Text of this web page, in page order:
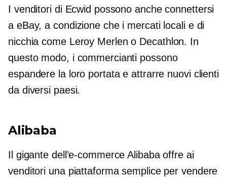
I venditori di Ecwid possono anche connettersi
a eBay, a condizione che i mercati locali e di
nicchia come Leroy Merlen o Decathlon. In
questo modo, i commercianti possono
espandere la loro portata e attrarre nuovi clienti
da diversi paesi.
Alibaba
Il gigante dell’e-commerce Alibaba offre ai
venditori una piattaforma semplice per vendere